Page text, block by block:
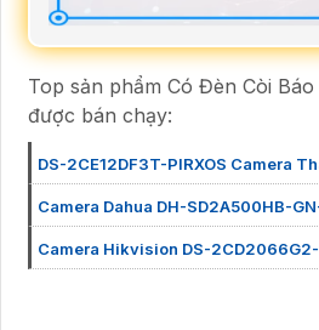
Top sản phẩm Có Đèn Còi
được bán chạy:
DS-2CE12DF3T-PIRXOS Camera
Camera Dahua DH-SD2A500HB-
Camera Hikvision DS-2CD2066G2-